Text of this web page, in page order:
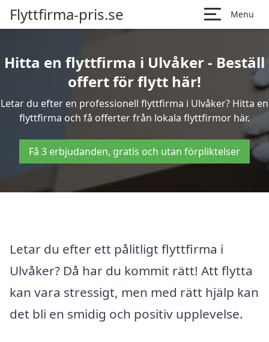
Flyttfirma-pris.se Menu
Hitta en flyttfirma i Ulvåker - Beställ
offert för flytt här!
Letar du efter en professionell flyttfirma i Ulvåker? Hitta en
flyttfirma och få offerter från lokala flyttfirmor här.
Få 3 erbjudanden, gratis och utan förpliktelser
Letar du efter ett pålitligt flyttfirma i
Ulvåker? Då har du kommit rätt! Att flytta
kan vara stressigt, men med rätt hjälp kan
det bli en smidig och positiv upplevelse.